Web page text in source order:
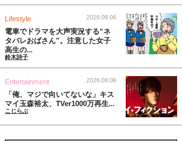
Lifestyle 2026.08.06
電車でドラマを大声実況する“ネ
タバレおばさん”。注意した女子
高生の...
鈴木詩子
Entertainment 2026.08.06
「俺、マジで向いてないな」キス
マイ玉森裕太、TVer1000万再生...
こじらぶ